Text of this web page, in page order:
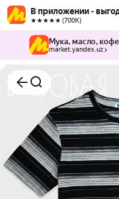
В приложении -
★★★★★ (700К)
Мука, масло,
market.yandex.uz